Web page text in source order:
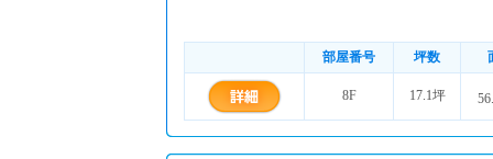
部屋番号 坪数
8F 17.1坪